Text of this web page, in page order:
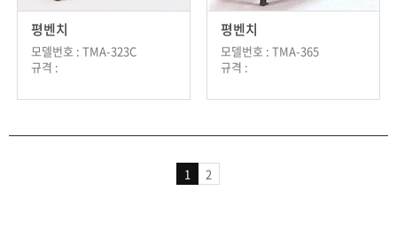
평벤치
모델번호 : TMA-323C
규격 :
평벤치
모델번호 : TMA-365
규격 :
1 2